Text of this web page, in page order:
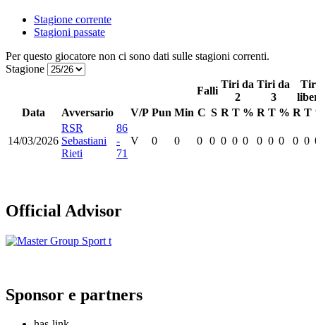
Stagione corrente
Stagioni passate
Per questo giocatore non ci sono dati sulle stagioni correnti.
Stagione
Falli
Tiri da
2
Tiri da
3
Data
Avversario V/P Pun Min C S R T % R T % R T
14/03/2026
RSR
Sebastiani
Rieti
86
-
71
V 0 0 0 0 0 0 0 0 0 0 0 0
Official Advisor
Sponsor e partners